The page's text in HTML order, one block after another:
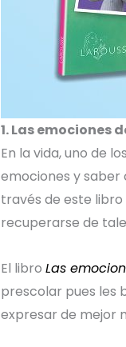
1. Las emociones
En la vida, uno de
emociones y saber
través de este
recuperarse de
El libro Las
prescolar pues les
expresar de mejor